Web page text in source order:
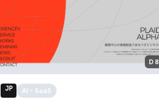
D 8
JP AI・SaaS